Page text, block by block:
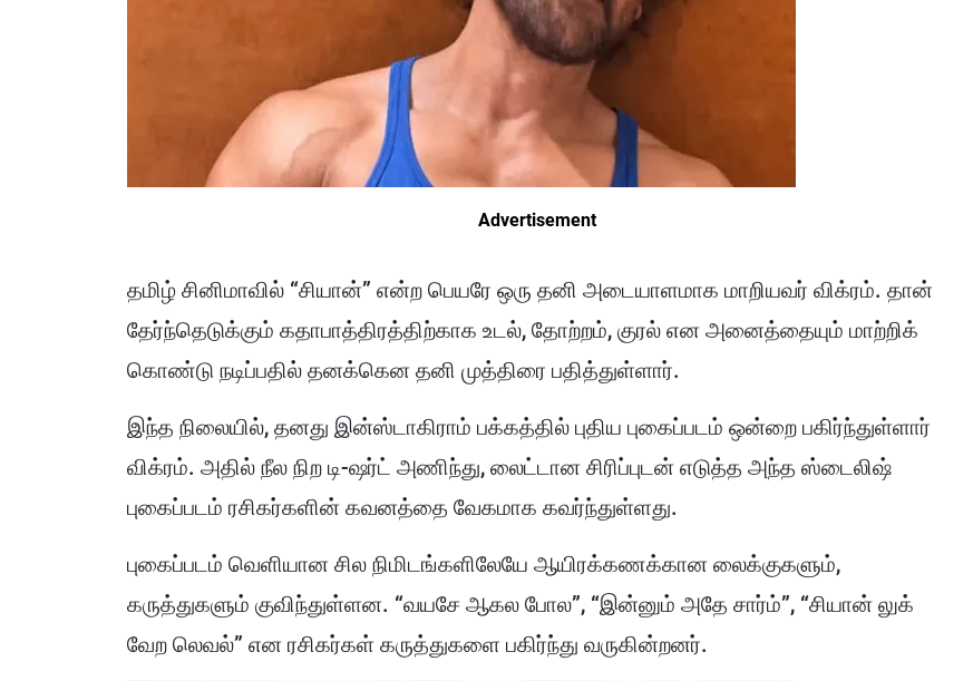
Advertisement
தமிழ் சினிமாவில் “சியான்” என்ற பெயரே ஒரு தனி அடையாளமாக மாறியவர் விக்ரம். தான்
தேர்ந்தெடுக்கும் கதாபாத்திரத்திற்காக உடல், தோற்றம், குரல் என அனைத்தையும் மாற்றிக்
கொண்டு நடிப்பதில் தனக்கென தனி முத்திரை பதித்துள்ளார்.
இந்த நிலையில், தனது இன்ஸ்டாகிராம் பக்கத்தில் புதிய புகைப்படம் ஒன்றை பகிர்ந்துள்ளார்
விக்ரம். அதில் நீல நிற டி-ஷர்ட் அணிந்து, லைட்டான சிரிப்புடன் எடுத்த அந்த ஸ்டைலிஷ்
புகைப்படம் ரசிகர்களின் கவனத்தை வேகமாக கவர்ந்துள்ளது.
புகைப்படம் வெளியான சில நிமிடங்களிலேயே ஆயிரக்கணக்கான லைக்குகளும்,
கருத்துகளும் குவிந்துள்ளன. “வயசே ஆகல போல”, “இன்னும் அதே சார்ம்”, “சியான் லுக்
வேற லெவல்” என ரசிகர்கள் கருத்துகளை பகிர்ந்து வருகின்றனர்.